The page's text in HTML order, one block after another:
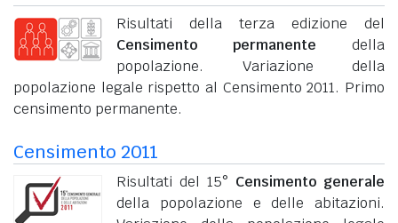
Risultati della terza edizione del
Censimento permanente della
popolazione. Variazione della
popolazione legale rispetto al Censimento 2011. Primo
censimento permanente.
Censimento 2011
Risultati del 15° Censimento generale
della popolazione e delle abitazioni.